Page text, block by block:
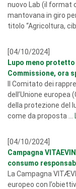
nuovo Lab (il format
mantovana in giro
titolo “Agricoltura,
[04/10/2024]
Lupo meno
Commissione, ora
Il Comitato dei
dell’Unione europea
della protezione del
come da proposta ...
[04/10/2024]
Campagna
consumo
La Campagna
europeo con